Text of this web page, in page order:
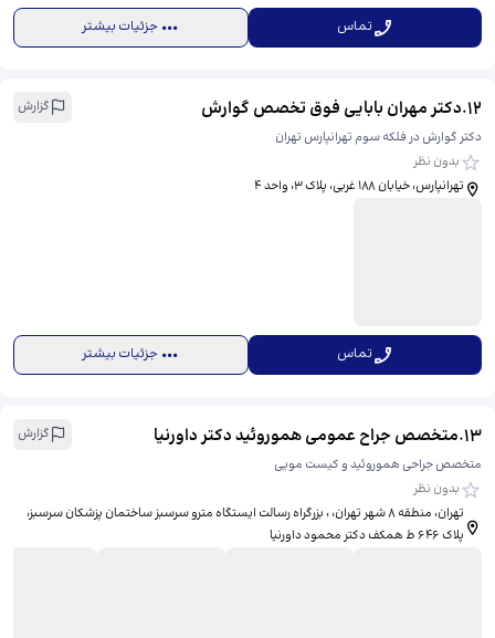
تماس جزئیات بیشتر
12
.دکتر مهران بابایی فوق تخصص گوارش
گزارش
دکتر گوارش در فلکه سوم تهرانپارس تهران
بدون نظر
تهرانپارس، خیابان ۱۸۸ غربی، پلاک ۳، واحد ۴
تماس جزئیات بیشتر
13
.متخصص جراح عمومی هموروئید دکتر داورنیا
گزارش
متخصص جراحی هموروئید و کیست مویی
بدون نظر
تهران، منطقه ۸ شهر تهران، ، بزرگراه رسالت ایستگاه مترو سرسبز ساختمان پزشکان سرسبز،
پلاک 646 ط همکف دکتر محمود داورنیا